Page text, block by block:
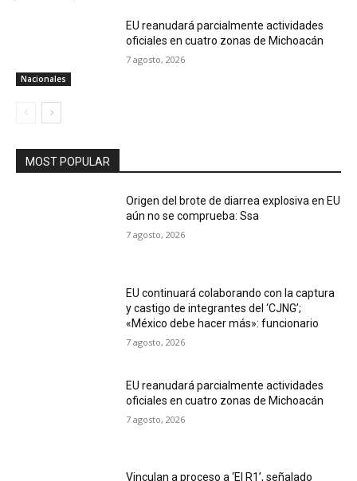
Nacionales
EU reanudará parcialmente actividades
oficiales en cuatro zonas de Michoacán
7 agosto, 2026
MOST POPULAR
Origen del brote de diarrea explosiva en EU
aún no se comprueba: Ssa
7 agosto, 2026
EU continuará colaborando con la captura
y castigo de integrantes del ‘CJNG’;
«México debe hacer más»: funcionario
7 agosto, 2026
EU reanudará parcialmente actividades
oficiales en cuatro zonas de Michoacán
7 agosto, 2026
Vinculan a proceso a ‘El R1’, señalado